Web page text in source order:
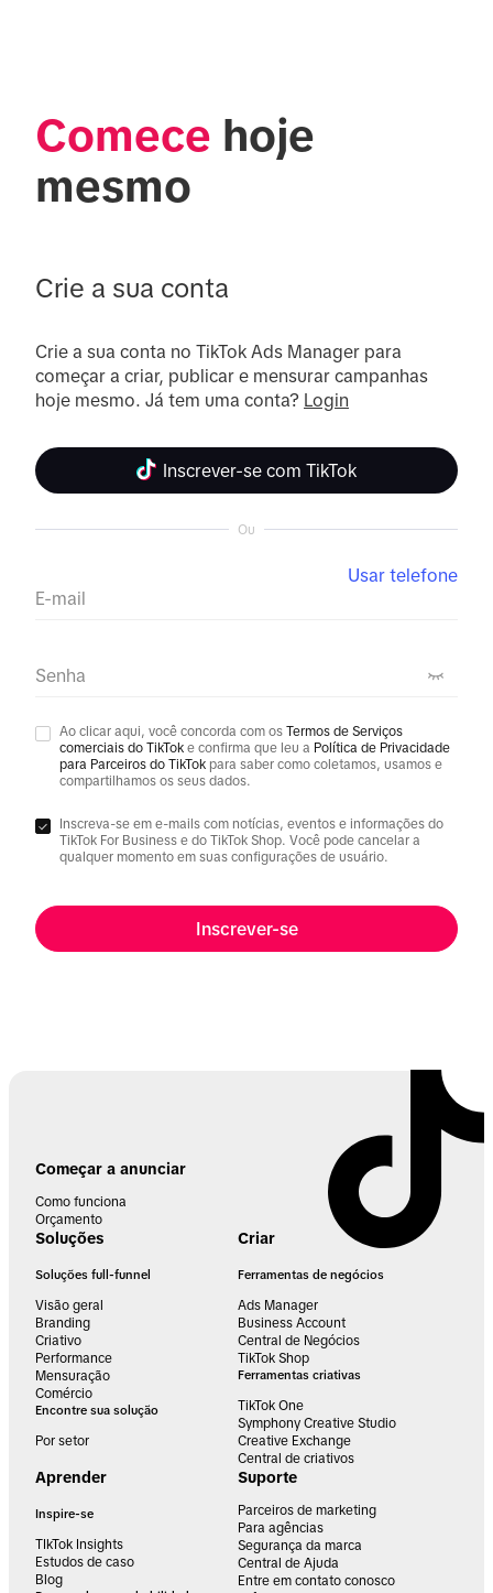
Comece hoje
mesmo
Crie a sua conta
Crie a sua conta no TikTok Ads Manager para
começar a criar, publicar e mensurar campanhas
hoje mesmo. Já tem uma conta? Login
Inscrever-se com TikTok
Ou
E-mail
Usar telefone
Senha
Ao clicar aqui, você concorda com os Termos de Serviços
comerciais do TikTok e confirma que leu a Política de Privacidade
para Parceiros do TikTok para saber como coletamos, usamos e
compartilhamos os seus dados.
Inscreva-se em e-mails com notícias, eventos e informações do
TikTok For Business e do TikTok Shop. Você pode cancelar a
qualquer momento em suas configurações de usuário.
Inscrever-se
Começar a anunciar
Como funciona
Orçamento
Soluções
Soluções full-funnel
Visão geral
Branding
Criativo
Performance
Mensuração
Comércio
Encontre sua solução
Por setor
Criar
Ferramentas de negócios
Ads Manager
Business Account
Central de Negócios
TikTok Shop
Ferramentas criativas
TikTok One
Symphony Creative Studio
Creative Exchange
Central de criativos
Aprender
Inspire-se
TIkTok Insights
Estudos de caso
Blog
Suporte
Parceiros de marketing
Para agências
Segurança da marca
Central de Ajuda
Entre em contato conosco